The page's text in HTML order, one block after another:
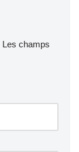
Les champs